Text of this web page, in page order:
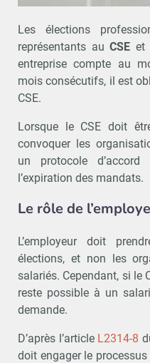
Les élections
représentants au CSE et
entreprise compte au
mois consécutifs, il est
CSE.
Lorsque le CSE doit
convoquer les
un protocole
l’expiration des mandats.
Le rôle de
L’employeur doit
élections, et non les
salariés. Cependant, si le
reste possible à un
demande.
D’après l’article L2314-8
doit engager le